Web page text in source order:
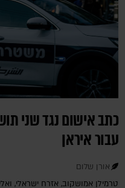
כתב אישום נגד שני
עבור איראן
אורן שלום
טרמילן אמושקוב, אזרח ישראלי,